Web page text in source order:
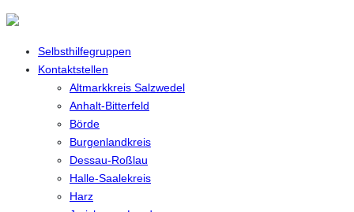
Selbsthilfegruppen
Kontaktstellen
Altmarkkreis Salzwedel
Anhalt-Bitterfeld
Börde
Burgenlandkreis
Dessau-Roßlau
Halle-Saalekreis
Harz